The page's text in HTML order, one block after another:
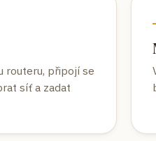
routeru, připojí se
síť a zadat